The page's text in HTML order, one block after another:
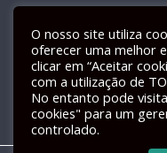
Livro de
GALILEU
O nosso site utiliza
oferecer uma melhor
clicar em “Aceitar
com a utilização de
No entanto pode
cookies" para um
controlado.